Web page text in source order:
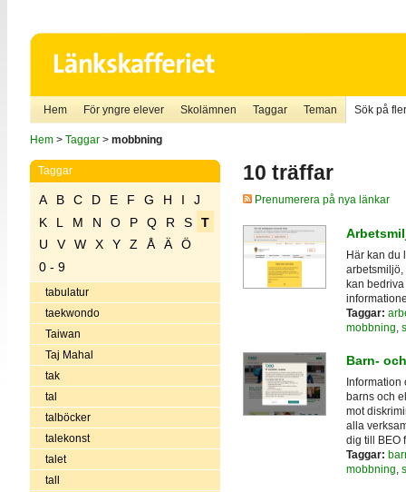
Hem För yngre elever Skolämnen Taggar Teman Sök på
Hem> Taggar> mobbning
Taggar
A B C D E F G H I
J
K
L M N O P Q R S
T
U
V W X Y Z Å Ä
Ö
0 - 9
tabulatur
taekwondo
Taiwan
Taj Mahal
tak
tal
talböcker
talekonst
talet
tall
10 träffar
Prenumerera på nya länkar
Här kan du
arbetsmiljö,
kan
Taggar:
mobbning
Barn-
barns och
mot
alla
dig till BEO
Taggar:
mobbning,